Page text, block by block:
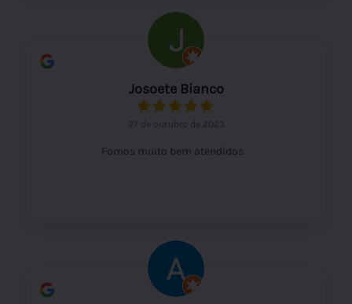
Josoete Bianco
27 de outubro de 2023
Fomos muito bem atendidos